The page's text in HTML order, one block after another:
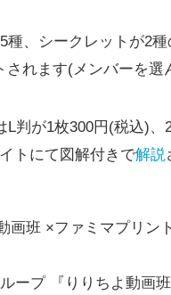
、シークレットが2種
されます(メンバーを選
判が1枚300円(税込)、
トにて図解付きで解説